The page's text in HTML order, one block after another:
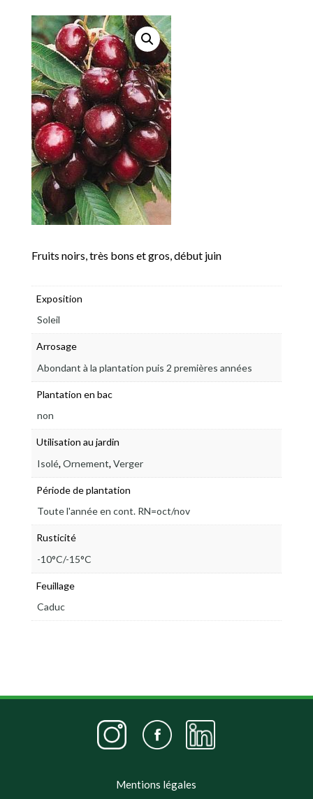
Fruits noirs, très bons et gros, début juin
Exposition
Soleil
Arrosage
Abondant à la plantation puis 2 premières années
Plantation en bac
non
Utilisation au jardin
Isolé, Ornement Verger
Période de plantation
Toute l'année en cont. RN=oct/nov
Rusticité
-10°C/-15°C
Feuillage
Caduc
Mentions légales